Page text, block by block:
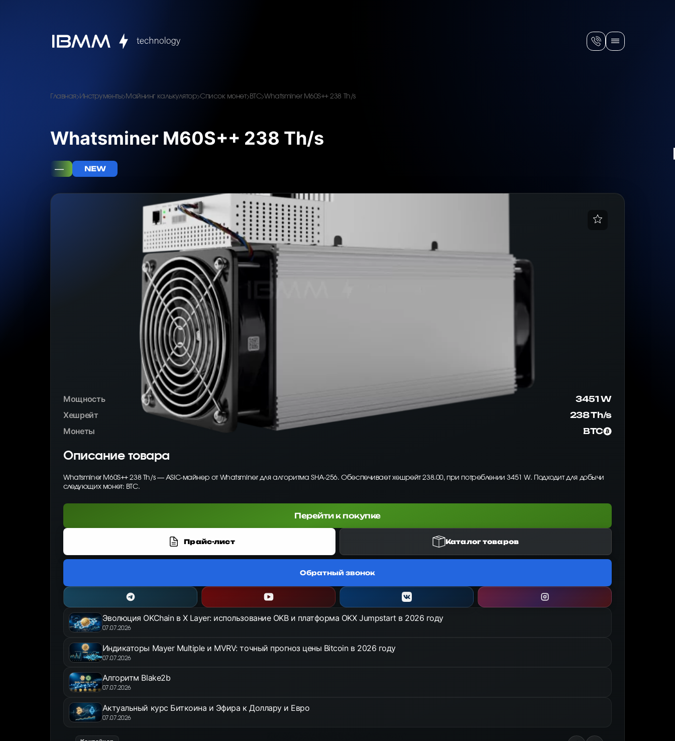
Главная Инструменты Майнинг калькулятор Список монет BTC Whatsminer M60S++ 238 Th/s
Whatsminer M60S++ 238 Th/s
— NEW
Мощность
3451 W
Хешрейт
238 Th/s
Монеты
BTC
Описание товара
Whatsminer M60S++ 238 Th/s — ASIC-майнер от Whatsminer для алгоритма SHA-256. Обеспечивает хешрейт 238.00, при потреблении 3451 W. Подходит для добычи
следующих монет: BTC.
Перейти к покупке
Прайс-лист Каталог товаров
Обратный звонок
Эволюция OKChain в X Layer: использование OKB и платформа OKX Jumpstart в 2026 году
07.07.2026
Индикаторы Mayer Multiple и MVRV: точный прогноз цены Bitcoin в 2026 году
07.07.2026
Алгоритм Blake2b
07.07.2026
Актуальный курс Биткоина и Эфира к Доллару и Евро
07.07.2026